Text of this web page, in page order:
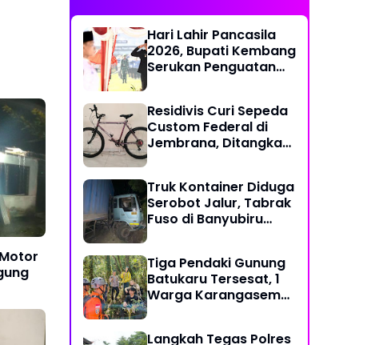
Hari Lahir Pancasila
2026, Bupati Kembang
Serukan Penguatan
Tengah Tantangan
Global
Residivis Curi Sepeda
Custom Federal di
Jembrana, Ditangkap
Truk Kontainer Diduga
Serobot Jalur, Tabrak
Fuso di Banyubiru
Tiga Pendaki Gunung
Batukaru Tersesat, 1
Warga Karangasem
Langkah Tegas Polres